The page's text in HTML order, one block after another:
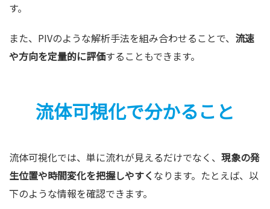
す。
また、PIVのような解析手法を組み合わせることで、 流速
や方向を定量的に評価することもできます。
流体可視化で分かること
流体可視化では、単に流れが見えるだけでなく、 現象の発
生位置や時間変化を把握しやすくなります。たとえば、以
下のような情報を確認できます。